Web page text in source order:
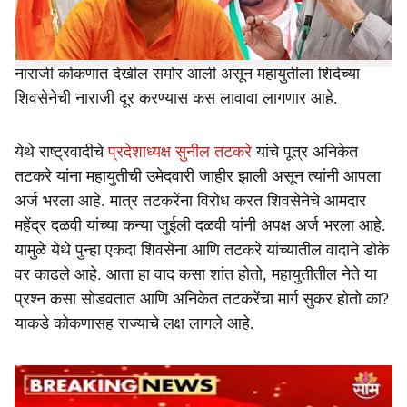
आता माघारीचा दिवस ४ जून असणार असून मविआसह महायुतीला
नाराजांची मनधरणी करण्याची लढाई लढावी लागणार आहे. अशीच
नाराजी कोकणात देखील समोर आली असून महायुतीला शिंदेंच्या
शिवसेनेची नाराजी दूर करण्यास कस लावावा लागणार आहे.
येथे राष्ट्रवादीचेप्रदेशाध्यक्ष सुनील तटकरे यांचे पूत्र अनिकेत
तटकरे यांना महायुतीची उमेदवारी जाहीर झाली असून त्यांनी आपला
अर्ज भरला आहे. मात्र तटकरेंना विरोध करत शिवसेनेचे आमदार
महेंद्र दळवी यांच्या कन्या जुईली दळवी यांनी अपक्ष अर्ज भरला आहे.
यामुळे येथे पुन्हा एकदा शिवसेना आणि तटकरे यांच्यातील वादाने डोके
वर काढले आहे. आता हा वाद कसा शांत होतो, महायुतीतील नेते या
प्रश्न कसा सोडवतात आणि अनिकेत तटकरेंचा मार्ग सुकर होतो का?
याकडे कोकणासह राज्याचे लक्ष लागले आहे.